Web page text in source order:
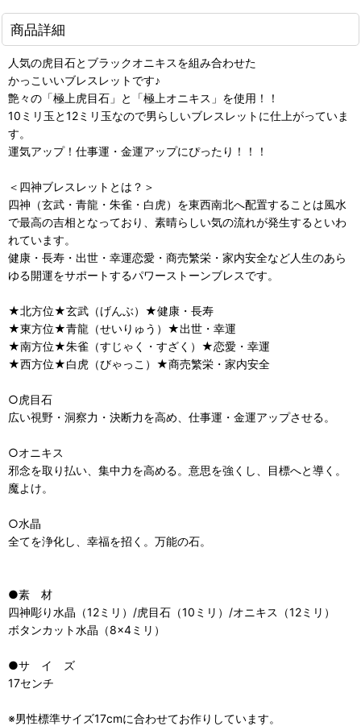
商品詳細
人気の虎目石とブラックオニキスを組み合わせた
かっこいいブレスレットです♪
艶々の「極上虎目石」と「極上オニキス」を使用！！
10ミリ玉と12ミリ玉なので男らしいブレスレットに仕上がっていま
す。
運気アップ！仕事運・金運アップにぴったり！！！
＜四神ブレスレットとは？＞
四神（玄武・青龍・朱雀・白虎）を東西南北へ配置することは風水
で最高の吉相となっており、素晴らしい気の流れが発生するといわ
れています。
健康・長寿・出世・幸運恋愛・商売繁栄・家内安全など人生のあら
ゆる開運をサポートするパワーストーンブレスです。
★北方位★玄武（げんぶ）★健康・長寿
★東方位★青龍（せいりゅう）★出世・幸運
★南方位★朱雀（すじゃく・すざく）★恋愛・幸運
★西方位★白虎（びゃっこ）★商売繁栄・家内安全
○虎目石
広い視野・洞察力・決断力を高め、仕事運・金運アップさせる。
○オニキス
邪念を取り払い、集中力を高める。意思を強くし、目標へと導く。
魔よけ。
○水晶
全てを浄化し、幸福を招く。万能の石。
●素 材
四神彫り水晶（12ミリ）/虎目石（10ミリ）/オニキス（12ミリ）
ボタンカット水晶（8×4ミリ）
●サ イ ズ
17センチ
※男性標準サイズ17cmに合わせてお作りしています。